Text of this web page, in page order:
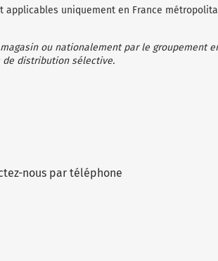
applicables uniquement en France
ou nationalement par le groupement
distribution sélective.
nous par téléphone